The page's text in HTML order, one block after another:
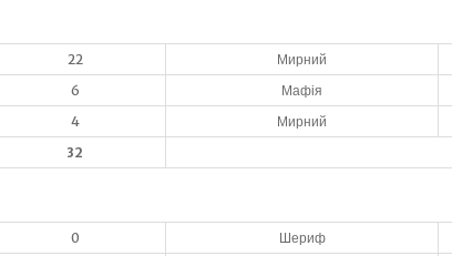
22 Мирний
6 Мафія
4 Мирний
32
0 Шериф